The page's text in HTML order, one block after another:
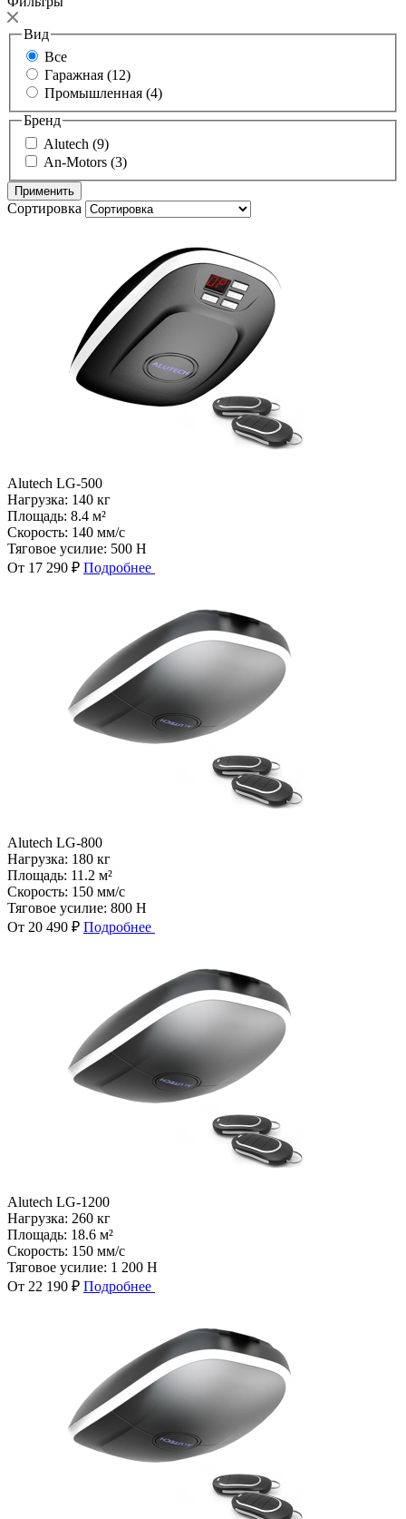
Вид
Все
Гаражная (12)
Промышленная (4)
Бренд
Alutech (9)
An-Motors (3)
Сортировка
Alutech LG-500
Нагрузка: 140 кг
Площадь: 8.4 м²
Скорость: 140 мм/с
Тяговое усилие: 500 Н
От 17 290 ₽ Подробнее
Alutech LG-800
Нагрузка: 180 кг
Площадь: 11.2 м²
Скорость: 150 мм/с
Тяговое усилие: 800 Н
От 20 490 ₽ Подробнее
Alutech LG-1200
Нагрузка: 260 кг
Площадь: 18.6 м²
Скорость: 150 мм/с
Тяговое усилие: 1 200 Н
От 22 190 ₽ Подробнее